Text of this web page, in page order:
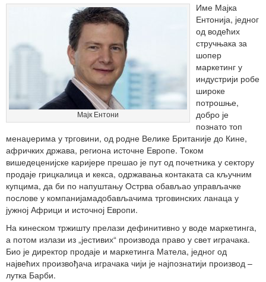
Мајк Ентони
Име Мајка
Ентонија, једног
од водећих
стручњака за
шопер
маркетинг у
индустрији робе
широке
потрошње,
добро је
познато топ
менаџерима у трговини, од родне Велике Британије до Кине,
афричких држава, региона источне Европе. Током
вишедеценијске каријере прешао је пут од почетника у сектору
продаје грицкалица и кекса, одржавања контаката са кључним
купцима, да би по напуштању Острва обављао управљачке
послове у компанијамадобављачима трговинских ланаца у
јужној Африци и источној Европи.
На кинеском тржишту прелази дефинитивно у воде маркетинга,
а потом излази из „јестивих“ производа право у свет играчака.
Био је директор продаје и маркетинга Матела, једног од
највећих произвођача играчака чији је најпознатији производ –
лутка Барби.